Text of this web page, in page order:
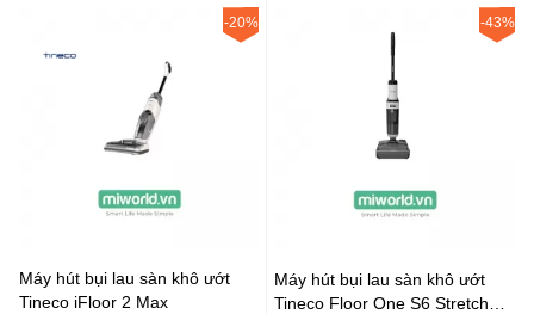
-20%
Máy hút bụi lau sàn khô ướt
Tineco iFloor 2 Max
-43%
Máy hút bụi lau sàn khô ướt
Tineco Floor One S6 Stretch